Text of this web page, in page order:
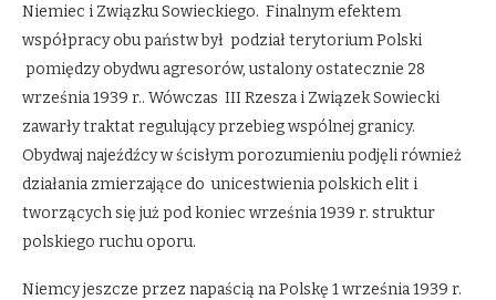
Niemiec i Związku Sowieckiego. Finalnym efektem
współpracy obu państw był podział terytorium Polski
pomiędzy obydwu agresorów, ustalony ostatecznie 28
września 1939 r.. Wówczas III Rzesza i Związek Sowiecki
zawarły traktat regulujący przebieg wspólnej granicy.
Obydwaj najeźdźcy w ścisłym porozumieniu podjęli również
działania zmierzające do unicestwienia polskich elit i
tworzących się już pod koniec września 1939 r. struktur
polskiego ruchu oporu.
Niemcy jeszcze przez napaścią na Polskę 1 września 1939 r.